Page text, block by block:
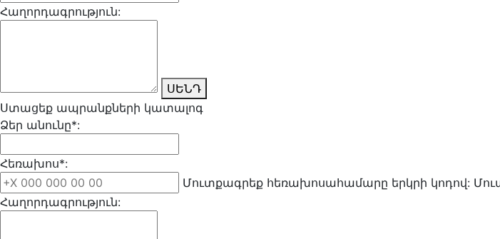
Հաղորդագրություն:
ՍԵՆԴ
Ստացեք ապրանքների կատալոգ
Ձեր անունը*:
Հեռախոս*:
Մուտքագրեք հեռախոսահամարը երկրի կոդով:
Հաղորդագրություն: